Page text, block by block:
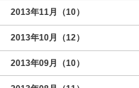
2013年11月（10）
2013年10月（12）
2013年09月（10）